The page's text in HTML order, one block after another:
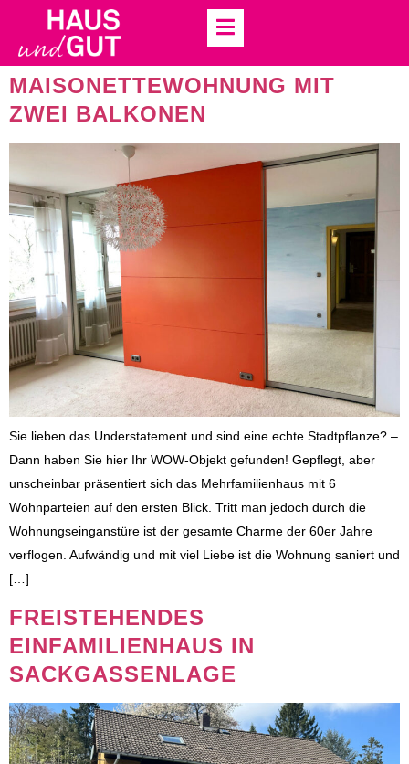
LAND:DEUTSCHLAND
BESONDERE
MAISONETTEWOHNUNG MIT
ZWEI BALKONEN
Sie lieben das Understatement und sind eine echte Stadtpflanze? –
Dann haben Sie hier Ihr WOW-Objekt gefunden! Gepflegt, aber
unscheinbar präsentiert sich das Mehrfamilienhaus mit 6
Wohnparteien auf den ersten Blick. Tritt man jedoch durch die
Wohnungseinganstüre ist der gesamte Charme der 60er Jahre
verflogen. Aufwändig und mit viel Liebe ist die Wohnung saniert und
[…]
FREISTEHENDES
EINFAMILIENHAUS IN
SACKGASSENLAGE